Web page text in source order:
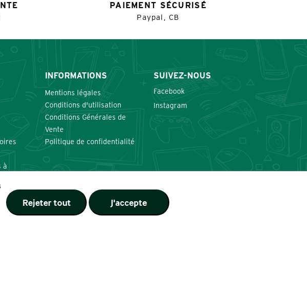
PAIEMENT SÉCURISÉ
Paypal, CB
à
INFORMATIONS
Mentions légales
Conditions d'utilisation
Conditions Générales de
Vente
Politique de confidentialité
SUIVEZ-NOUS
Facebook
Instagram
Rejeter tout J'accepte